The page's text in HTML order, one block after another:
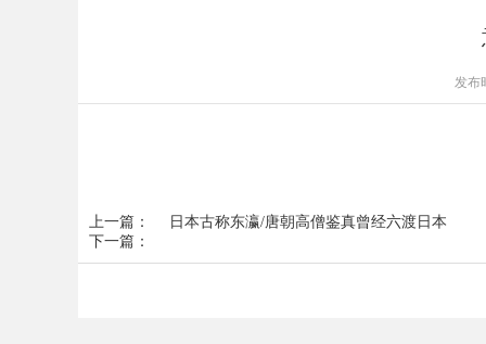
发布
上一篇：
日本古称东瀛/唐朝高僧鉴真曾经六渡日本
下一篇：